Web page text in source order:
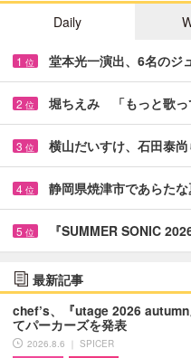
Daily
1 位 堂本光一演出、6名のジ
2 位 堀ちえみ 「もっと歌っ
3 位 横山だいすけ、石田泰
4 位 静岡県焼津市であらた
5 位 『SUMMER SONIC
最新記事
chef’s、『utage 2026
てパーカーズを発表
2026.8.6 ｜ SPICER